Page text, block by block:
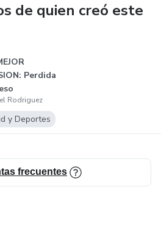
de quien creó este
Perdida
Rodriguez
y Deportes
frecuentes